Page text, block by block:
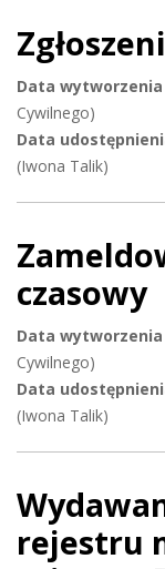
Data
Cywilnego)
Data
(Iwona Talik)
czasowy
Data
Cywilnego)
Data
(Iwona Talik)
rejestru